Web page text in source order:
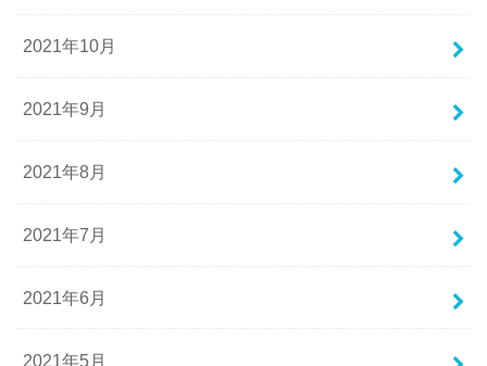
2021年10月
2021年9月
2021年8月
2021年7月
2021年6月
2021年5月